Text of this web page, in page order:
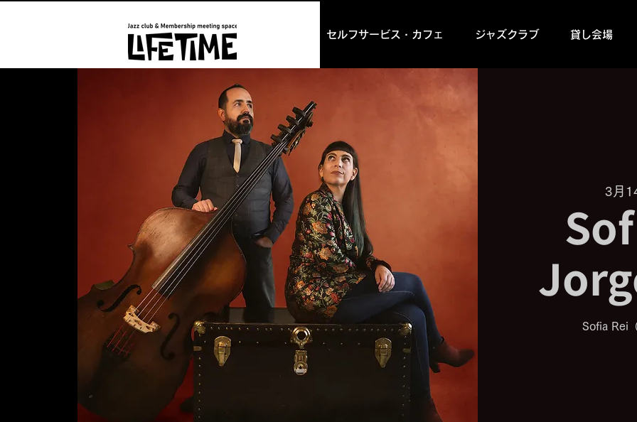
セルフサービス・カフェ ジャズクラブ 貸し会場
3月